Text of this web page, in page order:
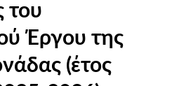
του
Έργου της
(έτος